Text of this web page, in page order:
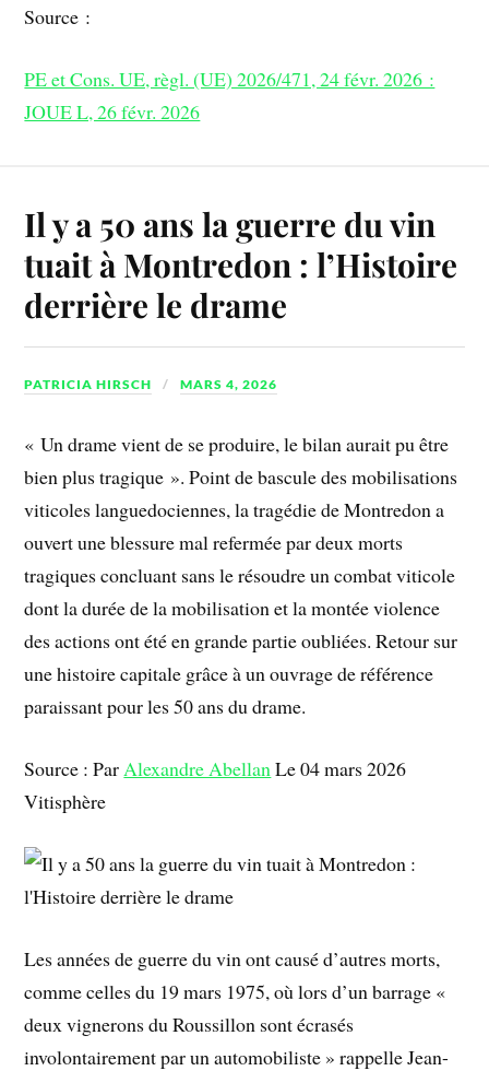
Source :
PE et Cons. UE, règl. (UE) 2026/471, 24 févr. 2026 :
JOUE L, 26 févr. 2026
Il y a 50 ans la guerre du vin
tuait à Montredon : l’Histoire
derrière le drame
PATRICIA HIRSCH MARS 4, 2026
« Un drame vient de se produire, le bilan aurait pu être
bien plus tragique ». Point de bascule des mobilisations
viticoles languedociennes, la tragédie de Montredon a
ouvert une blessure mal refermée par deux morts
tragiques concluant sans le résoudre un combat viticole
dont la durée de la mobilisation et la montée violence
des actions ont été en grande partie oubliées. Retour sur
une histoire capitale grâce à un ouvrage de référence
paraissant pour les 50 ans du drame.
Source : ParAlexandre AbellanLe 04 mars 2026
Vitisphère
Les années de guerre du vin ont causé d’autres morts,
comme celles du 19 mars 1975, où lors d’un barrage «
deux vignerons du Roussillon sont écrasés
involontairement par un automobiliste » rappelle Jean-